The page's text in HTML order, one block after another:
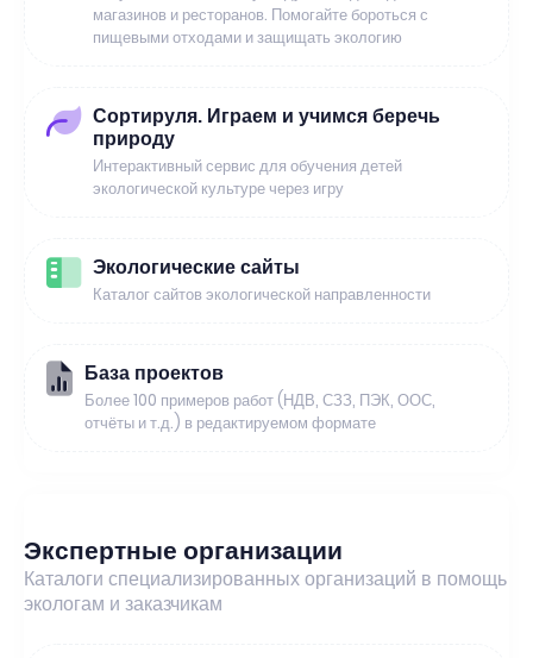
магазинов и ресторанов. Помогайте бороться с
пищевыми отходами и защищать экологию
Сортируля. Играем и учимся беречь
природу
Интерактивный сервис для обучения детей
экологической культуре через игру
Экологические сайты
Каталог сайтов экологической направленности
База проектов
Более 100 примеров работ (НДВ, СЗЗ, ПЭК, ООС,
отчёты и т.д.) в редактируемом формате
Экспертные организации
Каталоги специализированных организаций в помощь
экологам и заказчикам